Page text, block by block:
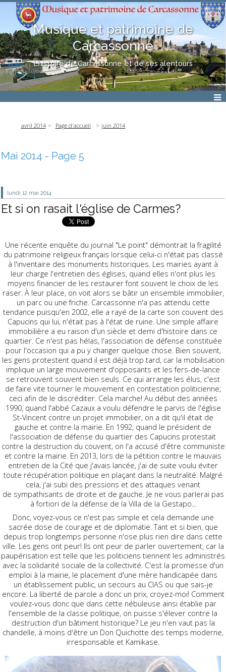
Musique et patrimoine de
Carcassonne
L'histoire de Carcassonne et de ses alentours
avril 2014 Page d'accueil juin 2014
Mai 2014 - Page 5
lundi 12 mai 2014
Et si on rasait l'église de Carmes?
Une récente enquête du journal "Le point" démontrait la fragilité
du patrimoine religieux français lorsque celui-ci n'était pas classé
à l'inventaire des monuments historiques. Les mairies ayant à
leur charge l'entretien des églises, quand elles n'ont plus les
moyens financier de les restaurer font souvent le choix de les
raser. À leur place, on voit alors se bâtir un ensemble immobilier,
un parc ou une friche. Carcassonne n'a pas attendu cette
tendance puisqu'en 2002, elle a rayé de la carte son couvent des
Capucins qui lui, n'était pas à l'état de ruine. Une simple affaire
immobilière a eu raison d'un siècle et demi d'histoire dans ce
quartier. Ce n'est pas hélas, l'association de défense constituée
pour l'occasion qui a pu y changer quelque chose. Bien souvent,
les gens protestent quand il est déjà trop tard, car la mobilisation
implique un large mouvement d'opposants et les fers-de-lance
se retrouvent souvent bien seuls. Ce qui arrange les élus, c'est
de faire vite tourner le mouvement en contestation politicienne;
ceci afin de le discréditer. Cela marche! Au début des années
1990, quand l'abbé Cazaux a voulu défendre le parvis de l'église
St-Vincent contre un projet immobilier, on a dit qu'il était de
gauche et contre la mairie. En 1992, quand le président de
l'association de défense du quartier des Capucins protestait
contre la destruction du couvent, on l'a accusé d'être communiste
et contre la mairie. En 2013, lors de la pétition contre le mauvais
entretien de la Cité que j'avais lancée, j'ai de suite voulu éviter
toute récupération politique en plaçant dans la neutralité. Malgré
cela, j'ai subi des pressions et des attaques venant
de sympathisants de droite et de gauche. Je ne vous parlerai pas
à fortiori de la défense de la Villa de la Gestapo...
Donc, voyez-vous ce n'est pas simple et cela demande une
sacrée dose de courage et de diplomatie. Tant et si bien, que
depuis trop longtemps personne n'ose plus rien dire dans cette
ville. Les gens ont peur! Ils ont peur de parler ouvertement, car la
paupérisation est telle que les politiciens tiennent les administrés
avec la solidarité sociale de la collectivité. C'est la promesse d'un
emploi à la mairie, le placement d'une mère handicapée dans
un établissement public, un secours au CIAS ou que sais-je
encore. La liberté de parole a donc un prix, croyez-moi! Comment
voulez-vous donc que dans cette nébuleuse ainsi établie par
l'ensemble de la classe politique, on puisse s'élever contre la
destruction d'un bâtiment historique? Le jeu n'en vaut pas la
chandelle, à moins d'être un Don Quichotte des temps moderne,
irresponsable et Kamikase.